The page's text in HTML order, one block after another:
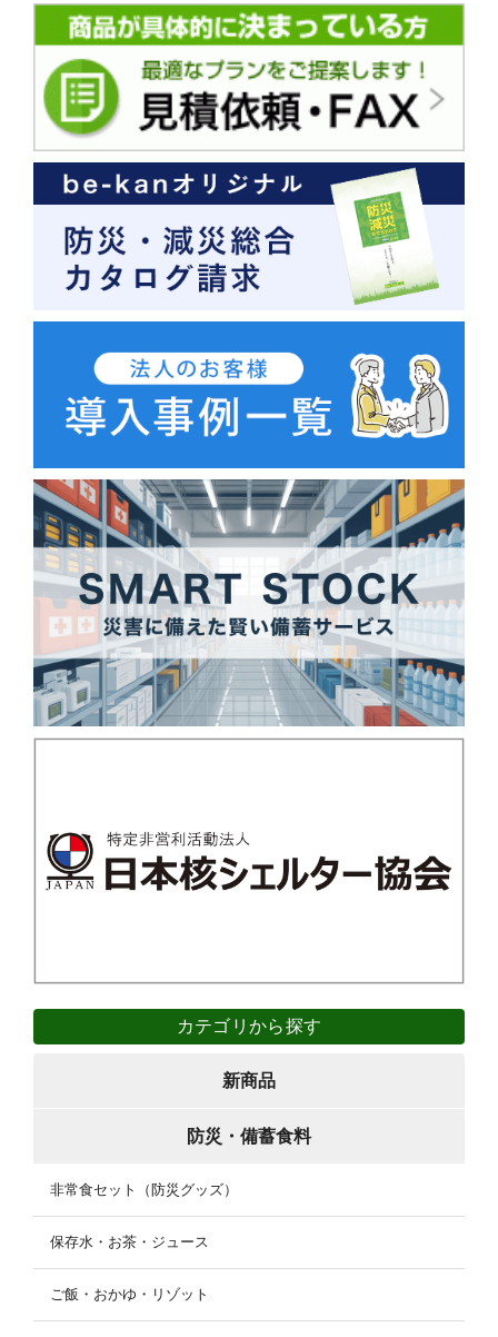
カテゴリから探す
新商品
防災・備蓄食料
非常食セット（防災グッズ）
保存水・お茶・ジュース
ご飯・おかゆ・リゾット